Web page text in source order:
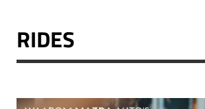
RIDES